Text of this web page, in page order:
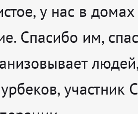
у нас в домах
Спасибо им,
людей
участник